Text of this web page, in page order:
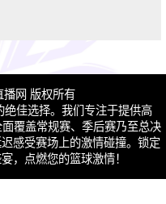
播网 版权所有
绝佳选择。我们专注于提供高
覆盖常规赛、季后赛乃至总决
感受赛场上的激情碰撞。锁定
，点燃您的篮球激情！